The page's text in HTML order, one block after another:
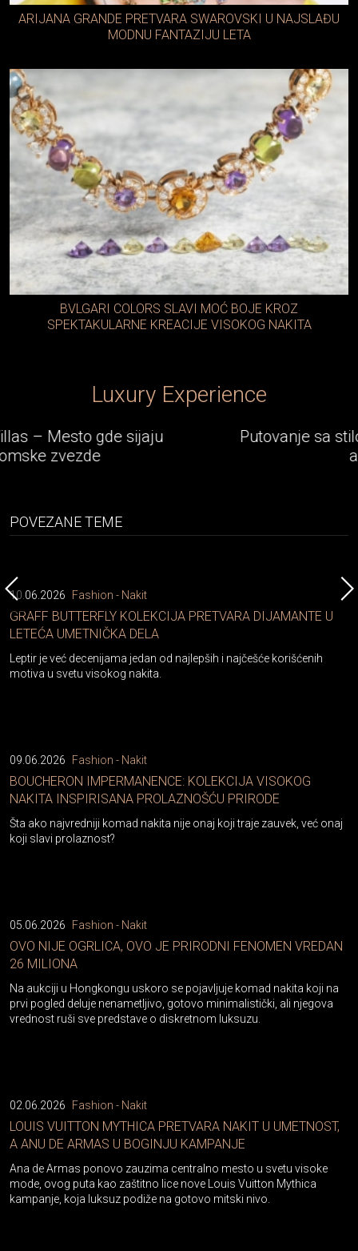
ARIJANA GRANDE PRETVARA SWAROVSKI U NAJSLAĐU
MODNU FANTAZIJU LETA
BVLGARI COLORS SLAVI MOĆ BOJE KROZ
SPEKTAKULARNE KREACIJE VISOKOG NAKITA
Luxury Experience
Putovanje sa stilom - Rolls-Royce
POVEZANE TEME
10.06.2026 Fashion - Nakit
GRAFF BUTTERFLY KOLEKCIJA PRETVARA DIJAMANTE U
LETEĆA UMETNIČKA DELA
Leptir je već decenijama jedan od najlepših i najčešće korišćenih
motiva u svetu visokog nakita.
09.06.2026 Fashion - Nakit
BOUCHERON IMPERMANENCE: KOLEKCIJA VISOKOG
NAKITA INSPIRISANA PROLAZNOŠĆU PRIRODE
Šta ako najvredniji komad nakita nije onaj koji traje zauvek, već onaj
koji slavi prolaznost?
05.06.2026 Fashion - Nakit
OVO NIJE OGRLICA, OVO JE PRIRODNI FENOMEN VREDAN
26 MILIONA
Na aukciji u Hongkongu uskoro se pojavljuje komad nakita koji na
prvi pogled deluje nenametljivo, gotovo minimalistički, ali njegova
vrednost ruši sve predstave o diskretnom luksuzu.
02.06.2026 Fashion - Nakit
LOUIS VUITTON MYTHICA PRETVARA NAKIT U UMETNOST,
A ANU DE ARMAS U BOGINJU KAMPANJE
Ana de Armas ponovo zauzima centralno mesto u svetu visoke
mode, ovog puta kao zaštitno lice nove Louis Vuitton Mythica
kampanje, koja luksuz podiže na gotovo mitski nivo.